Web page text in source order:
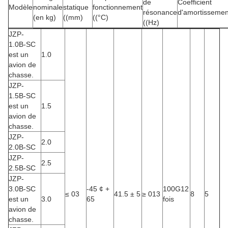
Modèlenominale
(en kg)
statique
((mm)
fonctionnement
((°C)
de
résonance
((Hz)
Coefficient
JZP-
1.0B-SC
est un
avion de
chasse.
1.0
≤ 03
-45 ¢ +
65
41.5 ± 5≥ 013
100G12
fois
8 5
JZP-
1.5B-SC
est un
avion de
chasse.
1.5
JZP-
2.0B-SC
2.0
JZP-
2.5B-SC
2.5
JZP-
3.0B-SC
est un
avion de
chasse.
3.0